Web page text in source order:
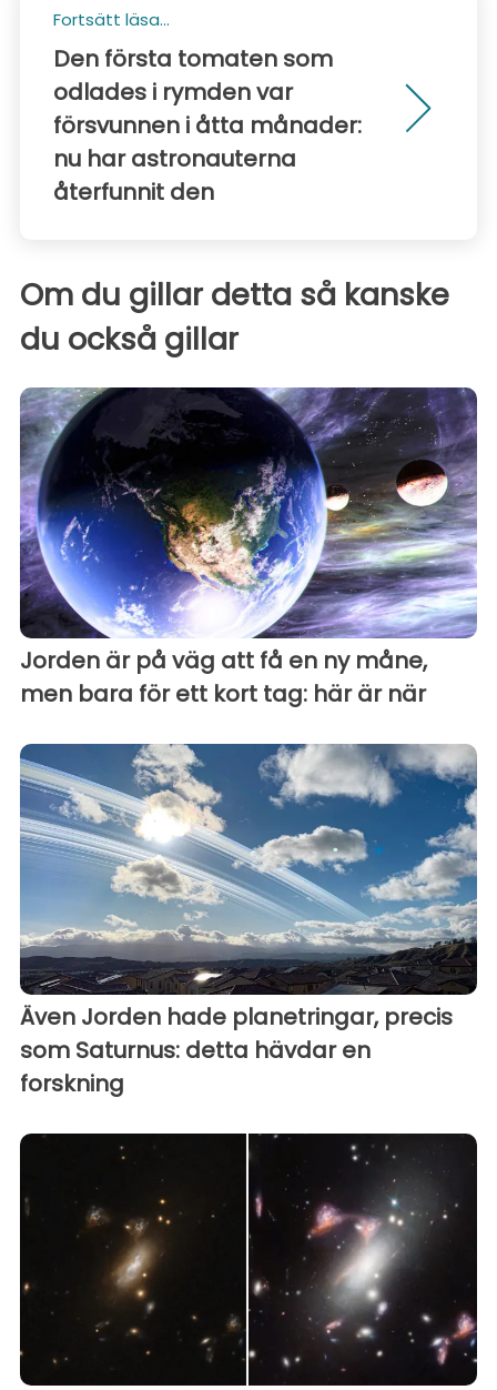
Fortsätt läsa...
Den första tomaten som
odlades i rymden var
försvunnen i åtta månader:
nu har astronauterna
återfunnit den
Om du gillar detta så kanske
du också gillar
Jorden är på väg att få en ny måne,
men bara för ett kort tag: här är när
Även Jorden hade planetringar, precis
som Saturnus: detta hävdar en
forskning